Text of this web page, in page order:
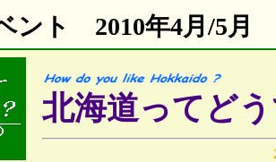
ント 2010年4月/5月
北海道ってど